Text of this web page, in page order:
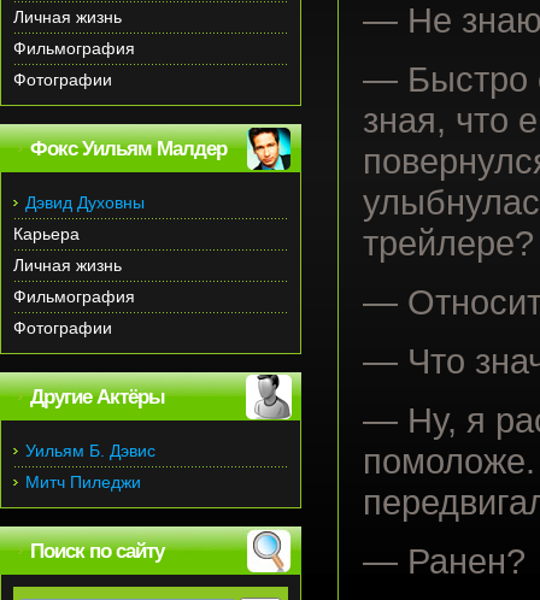
— Не
— Быстро
зная, что
трейлере?
—
— Что
— Ну, я
помоложе.
— Ранен?
Личная жизнь
Фильмография
Фотографии
Фокс Уильям Малдер
Дэвид Духовны
Карьера
Личная жизнь
Фильмография
Фотографии
Другие Актёры
Уильям Б. Дэвис
Митч Пиледжи
Поиск по сайту